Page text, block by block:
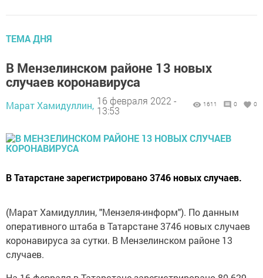
ТЕМА ДНЯ
В Мензелинском районе 13 новых
случаев коронавируса
Марат Хамидуллин, 16 февраля 2022 -
13:53
1611 0 0
В Татарстане зарегистрировано 3746 новых случаев.
(Марат Хамидуллин, "Мензеля-информ"). По данным
оперативного штаба в Татарстане 3746 новых случаев
коронавируса за сутки. В Мензелинском районе 13
случаев.